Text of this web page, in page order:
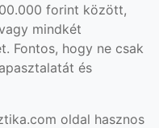
forint között,
mindkét
Fontos, hogy ne csak
és
oldal hasznos